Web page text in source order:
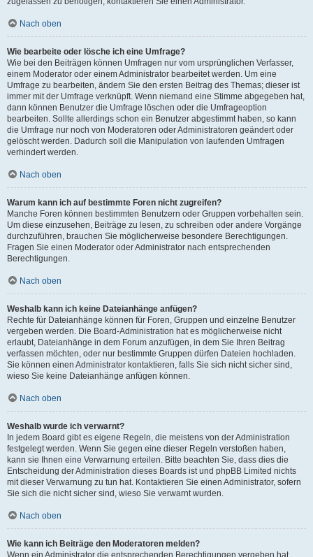
Nach oben
Wie bearbeite oder lösche ich eine Umfrage?
Wie bei den Beiträgen können Umfragen nur vom ursprünglichen Verfasser,
einem Moderator oder einem Administrator bearbeitet werden. Um eine
Umfrage zu bearbeiten, ändern Sie den ersten Beitrag des Themas; dieser ist
immer mit der Umfrage verknüpft. Wenn niemand eine Stimme abgegeben hat,
dann können Benutzer die Umfrage löschen oder die Umfrageoption
bearbeiten. Sollte allerdings schon ein Benutzer abgestimmt haben, so kann
die Umfrage nur noch von Moderatoren oder Administratoren geändert oder
gelöscht werden. Dadurch soll die Manipulation von laufenden Umfragen
verhindert werden.
Nach oben
Warum kann ich auf bestimmte Foren nicht zugreifen?
Manche Foren können bestimmten Benutzern oder Gruppen vorbehalten sein.
Um diese einzusehen, Beiträge zu lesen, zu schreiben oder andere Vorgänge
durchzuführen, brauchen Sie möglicherweise besondere Berechtigungen.
Fragen Sie einen Moderator oder Administrator nach entsprechenden
Berechtigungen.
Nach oben
Weshalb kann ich keine Dateianhänge anfügen?
Rechte für Dateianhänge können für Foren, Gruppen und einzelne Benutzer
vergeben werden. Die Board-Administration hat es möglicherweise nicht
erlaubt, Dateianhänge in dem Forum anzufügen, in dem Sie Ihren Beitrag
verfassen möchten, oder nur bestimmte Gruppen dürfen Dateien hochladen.
Sie können einen Administrator kontaktieren, falls Sie sich nicht sicher sind,
wieso Sie keine Dateianhänge anfügen können.
Nach oben
Weshalb wurde ich verwarnt?
In jedem Board gibt es eigene Regeln, die meistens von der Administration
festgelegt werden. Wenn Sie gegen eine dieser Regeln verstoßen haben,
kann sie Ihnen eine Verwarnung erteilen. Bitte beachten Sie, dass dies die
Entscheidung der Administration dieses Boards ist und phpBB Limited nichts
mit dieser Verwarnung zu tun hat. Kontaktieren Sie einen Administrator, sofern
Sie sich die nicht sicher sind, wieso Sie verwarnt wurden.
Nach oben
Wie kann ich Beiträge den Moderatoren melden?
Wenn ein Administrator die entsprechenden Berechtigungen vergeben hat,